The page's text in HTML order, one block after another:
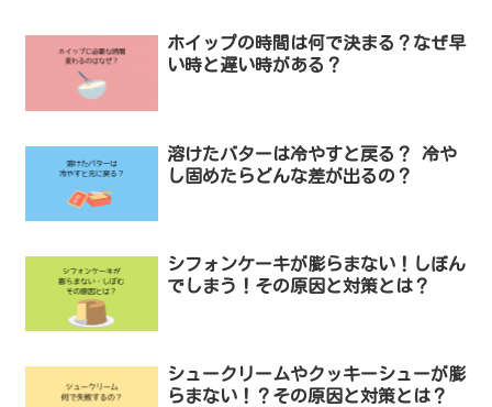
ホイップの時間は何で決まる？なぜ早
い時と遅い時がある？
溶けたバターは冷やすと戻る？ 冷や
し固めたらどんな差が出るの？
シフォンケーキが膨らまない！しぼん
でしまう！その原因と対策とは？
シュークリームやクッキーシューが膨
らまない！？その原因と対策とは？